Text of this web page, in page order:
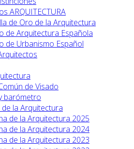
ARQUITECTURA
de Oro de la Arquitectura
de Arquitectura Española
de Urbanismo Español
de Visado
barómetro
de la Arquitectura
de la Arquitectura 2025
de la Arquitectura 2024
de la Arquitectura 2023